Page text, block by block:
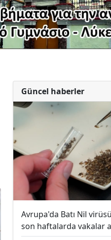
Güncel haberler
Avrupa'da Batı Nil
son haftalarda vakalar